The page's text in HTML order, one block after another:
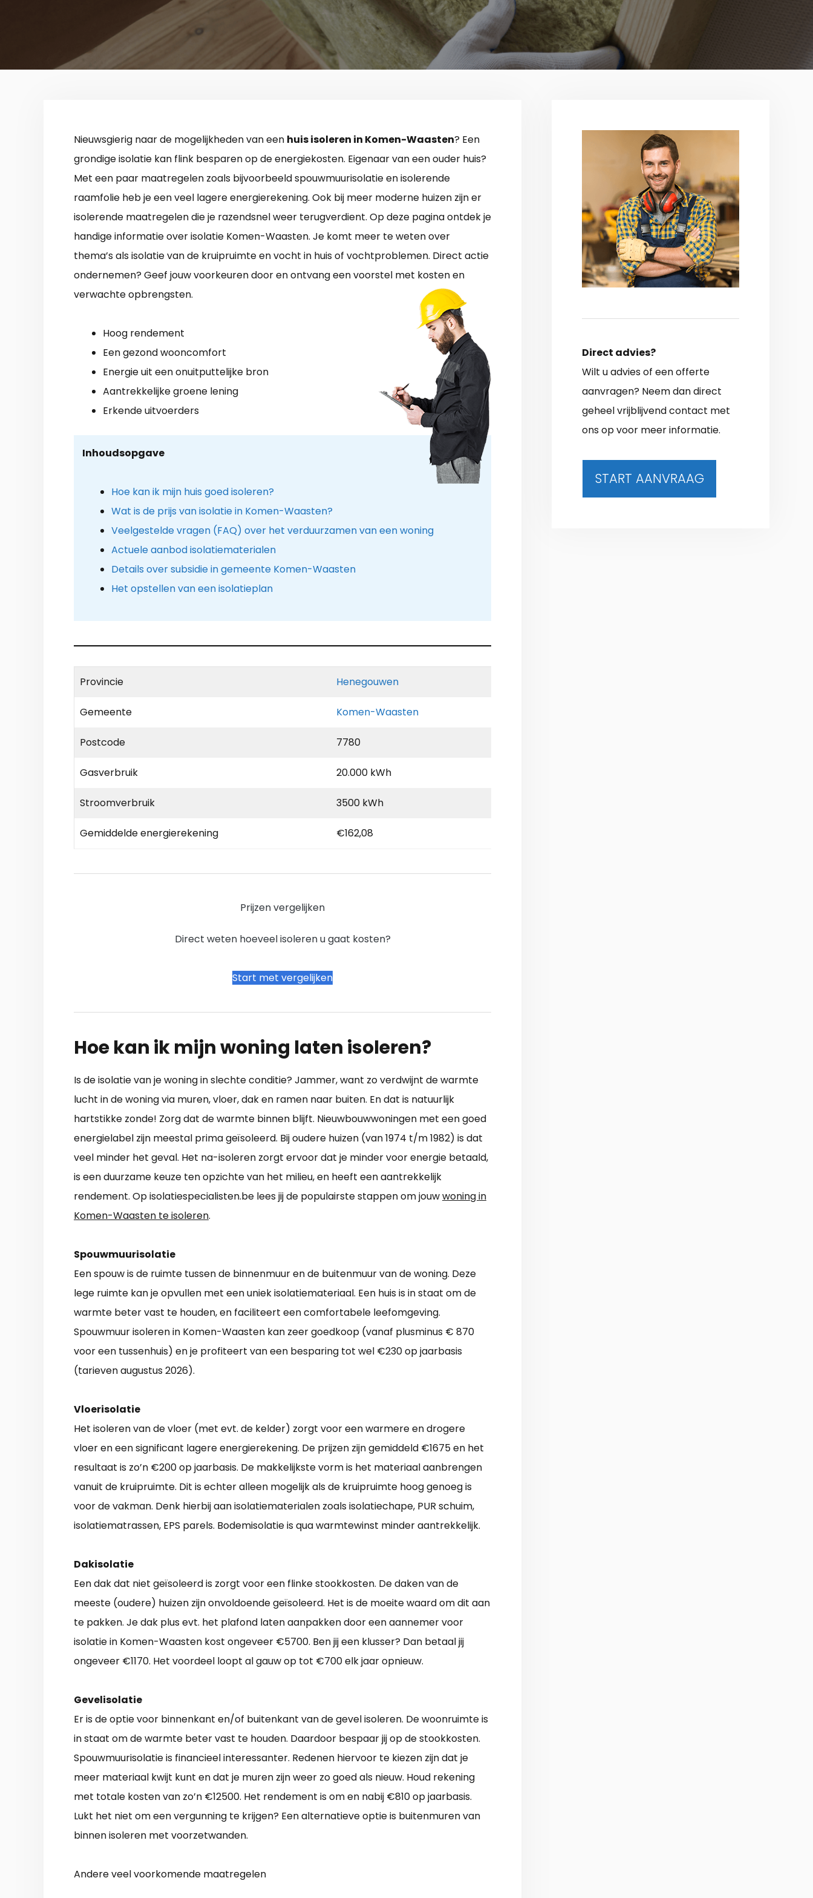
Nieuwsgierig naar de mogelijkheden van een huis isoleren in Komen-Waasten? Een
grondige isolatie kan flink besparen op de energiekosten. Eigenaar van een ouder huis?
Met een paar maatregelen zoals bijvoorbeeld spouwmuurisolatie en isolerende
raamfolie heb je een veel lagere energierekening. Ook bij meer moderne huizen zijn er
isolerende maatregelen die je razendsnel weer terugverdient. Op deze pagina ontdek je
handige informatie over isolatie Komen-Waasten. Je komt meer te weten over
thema’s als isolatie van de kruipruimte en vocht in huis of vochtproblemen. Direct actie
ondernemen? Geef jouw voorkeuren door en ontvang een voorstel met kosten en
verwachte opbrengsten.
Hoog rendement
Een gezond wooncomfort
Energie uit een onuitputtelijke bron
Aantrekkelijke groene lening
Erkende uitvoerders
Inhoudsopgave
Hoe kan ik mijn huis goed isoleren?
Wat is de prijs van isolatie in Komen-Waasten?
Veelgestelde vragen (FAQ) over het verduurzamen van een woning
Actuele aanbod isolatiematerialen
Details over subsidie in gemeente Komen-Waasten
Het opstellen van een isolatieplan
Provincie Henegouwen
Gemeente Komen-Waasten
Postcode 7780
Gasverbruik 20.000 kWh
Stroomverbruik 3500 kWh
Gemiddelde energierekening €162,08
Prijzen vergelijken
Direct weten hoeveel isoleren u gaat kosten?
Start met vergelijken
Hoe kan ik mijn woning laten isoleren?
Is de isolatie van je woning in slechte conditie? Jammer, want zo verdwijnt de warmte
lucht in de woning via muren, vloer, dak en ramen naar buiten. En dat is natuurlijk
hartstikke zonde! Zorg dat de warmte binnen blijft. Nieuwbouwwoningen met een goed
energielabel zijn meestal prima geïsoleerd. Bij oudere huizen (van 1974 t/m 1982) is dat
veel minder het geval. Het na-isoleren zorgt ervoor dat je minder voor energie betaald,
is een duurzame keuze ten opzichte van het milieu, en heeft een aantrekkelijk
rendement. Op isolatiespecialisten.be lees jij de populairste stappen om jouwwoning in
Komen-Waasten te isoleren.
Spouwmuurisolatie
Een spouw is de ruimte tussen de binnenmuur en de buitenmuur van de woning. Deze
lege ruimte kan je opvullen met een uniek isolatiemateriaal. Een huis is in staat om de
warmte beter vast te houden, en faciliteert een comfortabele leefomgeving.
Spouwmuur isoleren in Komen-Waasten kan zeer goedkoop (vanaf plusminus € 870
voor een tussenhuis) en je profiteert van een besparing tot wel €230 op jaarbasis
(tarieven augustus 2026).
Vloerisolatie
Het isoleren van de vloer (met evt. de kelder) zorgt voor een warmere en drogere
vloer en een significant lagere energierekening. De prijzen zijn gemiddeld €1675 en het
resultaat is zo’n €200 op jaarbasis. De makkelijkste vorm is het materiaal aanbrengen
vanuit de kruipruimte. Dit is echter alleen mogelijk als de kruipruimte hoog genoeg is
voor de vakman. Denk hierbij aan isolatiematerialen zoals isolatiechape, PUR schuim,
isolatiematrassen, EPS parels. Bodemisolatie is qua warmtewinst minder aantrekkelijk.
Dakisolatie
Een dak dat niet geïsoleerd is zorgt voor een flinke stookkosten. De daken van de
meeste (oudere) huizen zijn onvoldoende geïsoleerd. Het is de moeite waard om dit aan
te pakken. Je dak plus evt. het plafond laten aanpakken door een aannemer voor
isolatie in Komen-Waasten kost ongeveer €5700. Ben jij een klusser? Dan betaal jij
ongeveer €1170. Het voordeel loopt al gauw op tot €700 elk jaar opnieuw.
Gevelisolatie
Er is de optie voor binnenkant en/of buitenkant van de gevel isoleren. De woonruimte is
in staat om de warmte beter vast te houden. Daardoor bespaar jij op de stookkosten.
Spouwmuurisolatie is financieel interessanter. Redenen hiervoor te kiezen zijn dat je
meer materiaal kwijt kunt en dat je muren zijn weer zo goed als nieuw. Houd rekening
met totale kosten van zo’n €12500. Het rendement is om en nabij €810 op jaarbasis.
Lukt het niet om een vergunning te krijgen? Een alternatieve optie is buitenmuren van
binnen isoleren met voorzetwanden.
Andere veel voorkomende maatregelen
Direct advies?
Wilt u advies of een offerte
aanvragen? Neem dan direct
geheel vrijblijvend contact met
ons op voor meer informatie.
START AANVRAAG